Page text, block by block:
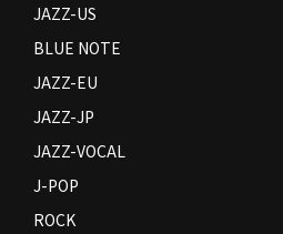
JAZZ-US
BLUE NOTE
JAZZ-EU
JAZZ-JP
JAZZ-VOCAL
J-POP
ROCK